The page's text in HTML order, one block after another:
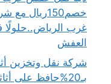
العفش
شركة نقل وتخزين
بـ20%حافظ على